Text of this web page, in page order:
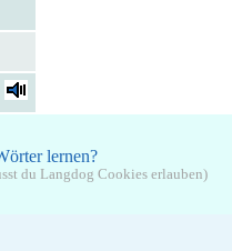
lernen?
du Langdog Cookies erlauben)